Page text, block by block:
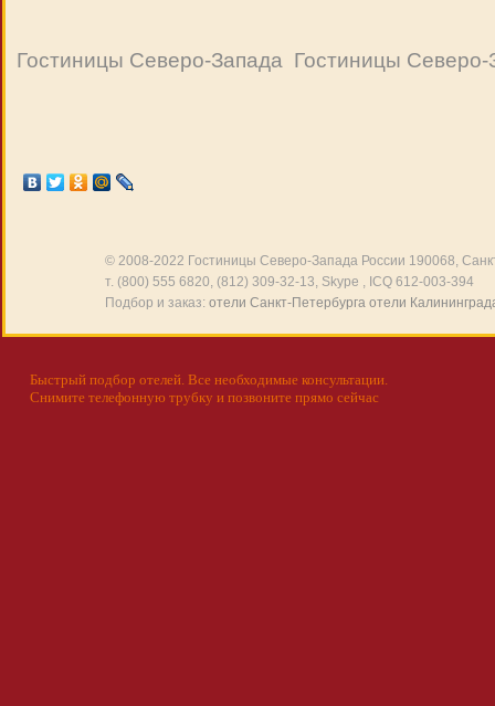
Гостиницы Северо-Запада Гостиницы Северо-
© 2008-2022 Гостиницы Северо-Запада России 190068,
т. (800) 555 6820, (812) 309-32-13, Skype , ICQ 612-003-394
Подбор и заказ: отели Санкт-Петербурга отели
Быстрый подбор отелей. Все необходимые консультации.
Снимите телефонную трубку и позвоните прямо сейчас